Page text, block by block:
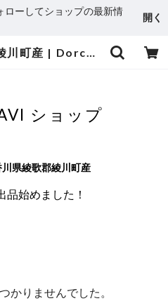
ローしてショップの最新情
開く
香川県綾歌郡綾川町産 | Dorcus NAVI ショップ
ショップ
川県綾歌郡綾川町産
品始めました！
かりませんでした。